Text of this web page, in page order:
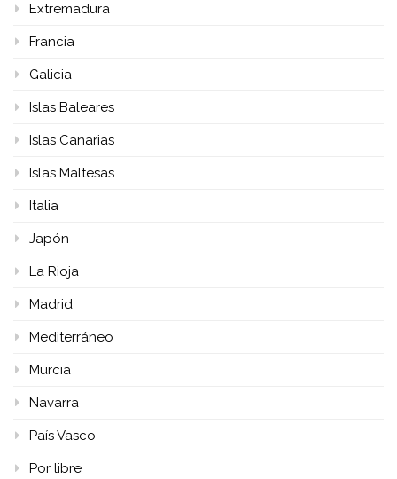
Extremadura
Francia
Galicia
Islas Baleares
Islas Canarias
Islas Maltesas
Italia
Japón
La Rioja
Madrid
Mediterráneo
Murcia
Navarra
País Vasco
Por libre